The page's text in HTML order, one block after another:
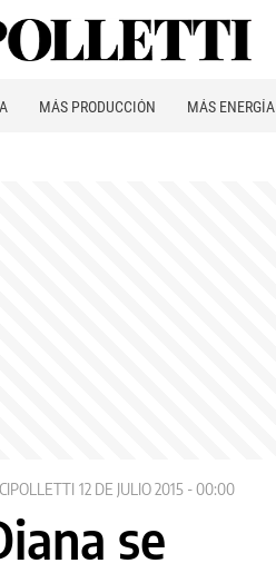
MÁS PRODUCCIÓN MÁS ENERGÍA
12 DE JULIO 2015 - 00:00
se